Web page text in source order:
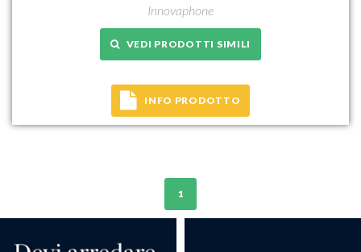
Innovaphone
VEDI PRODOTTI SIMILI
INFO PRODOTTO
1